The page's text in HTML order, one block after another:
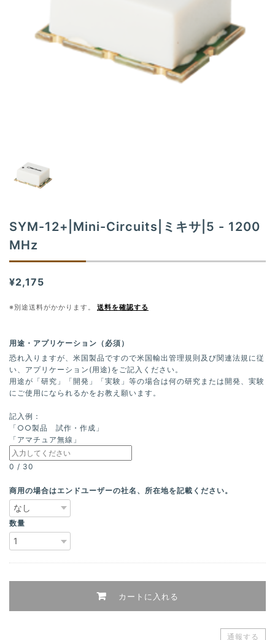
SYM-12+|Mini-Circuits|ミキサ|5 - 1200
MHz
¥2,175
※別途送料がかかります。 送料を確認する
用途・アプリケーション（必須）
恐れ入りますが、米国製品ですので米国輸出管理規則及び関連法規に従
い、アプリケーション(用途)をご記入ください。
用途が「研究」「開発」「実験」等の場合は何の研究または開発、実験
にご使用になられるかをお教え願います。
記入例：
「○○製品 試作・作成」
「アマチュア無線」
0 / 30
商用の場合はエンドユーザーの社名、所在地を記載ください。
数量
カートに入れる
通報する